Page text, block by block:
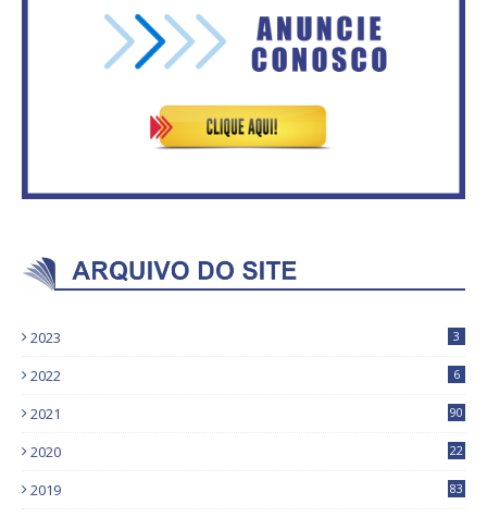
ASVECOM: Renúncia Ana Neves
ASVECOM: RENÚNCIA DO
PRESIDENTE EDVALDO BRITO
2023 3
2022 6
2021 90
2020
22
2019
83